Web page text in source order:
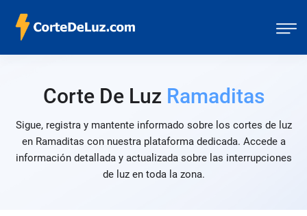
Corte De Luz Ramaditas
Sigue, registra y mantente informado sobre los cortes de luz
en Ramaditas con nuestra plataforma dedicada. Accede a
información detallada y actualizada sobre las interrupciones
de luz en toda la zona.